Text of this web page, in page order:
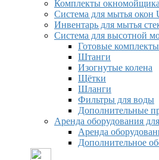
Комплекты
Система для мытья окон
Инвентарь для мытья
Система для высотной
Готовые
Штанги
Изогнутые колена
Щётки
Шланги
Фильтры для воды
Дополнительные
Аренда оборудования
Аренда
Дополнительное